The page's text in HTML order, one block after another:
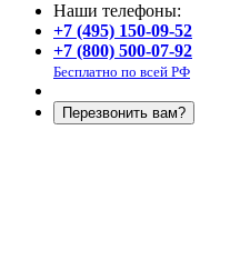
Наши телефоны:
+7 (495) 150-09-52
+7 (800) 500-07-92
Бесплатно по всей РФ
Перезвонить вам?